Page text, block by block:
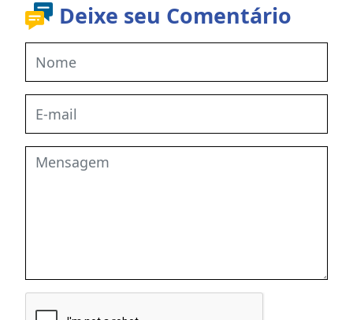
Deixe seu Comentário